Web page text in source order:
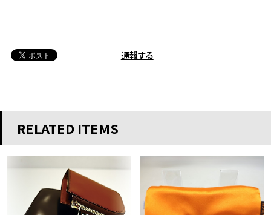
通報する
RELATED ITEMS